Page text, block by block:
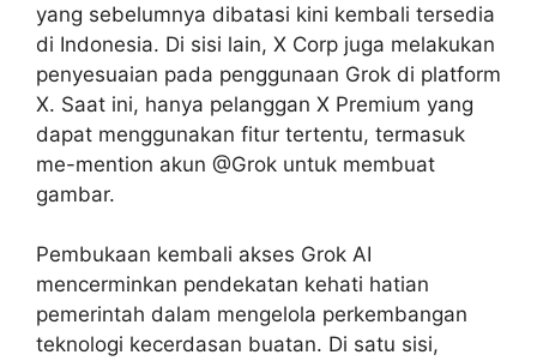
yang sebelumnya dibatasi kini kembali tersedia
di Indonesia. Di sisi lain, X Corp juga melakukan
penyesuaian pada penggunaan Grok di platform
X. Saat ini, hanya pelanggan X Premium yang
dapat menggunakan fitur tertentu, termasuk
me-mention akun @Grok untuk membuat
gambar.
Pembukaan kembali akses Grok AI
mencerminkan pendekatan kehati hatian
pemerintah dalam mengelola perkembangan
teknologi kecerdasan buatan. Di satu sisi,